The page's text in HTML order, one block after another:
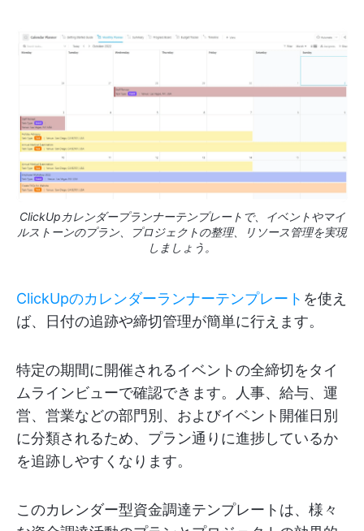
ClickUpカレンダープランナーテンプレートで、イベントやマイ
ルストーンのプラン、プロジェクトの整理、リソース管理を実現
しましょう。
ClickUpのカレンダーランナーテンプレート を使え
ば、日付の追跡や締切管理が簡単に行えます。
特定の期間に開催されるイベントの全締切をタイ
ムラインビューで確認できます。人事、給与、運
営、営業などの部門別、およびイベント開催日別
に分類されるため、プラン通りに進捗しているか
を追跡しやすくなります。
このカレンダー型資金調達テンプレートは、様々